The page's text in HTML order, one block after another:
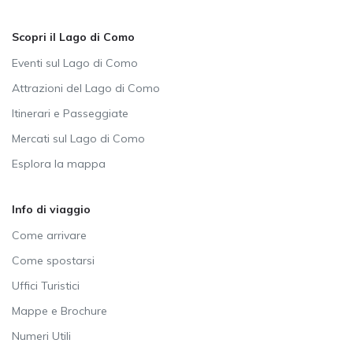
Scopri il Lago di Como
Eventi sul Lago di Como
Attrazioni del Lago di Como
Itinerari e Passeggiate
Mercati sul Lago di Como
Esplora la mappa
Info di viaggio
Come arrivare
Come spostarsi
Uffici Turistici
Mappe e Brochure
Numeri Utili